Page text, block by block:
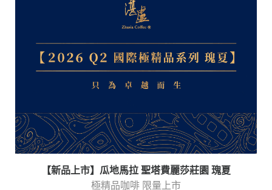
【新品上市】瓜地馬拉 聖塔費麗莎莊園 瑰夏
極精品咖啡 限量上市